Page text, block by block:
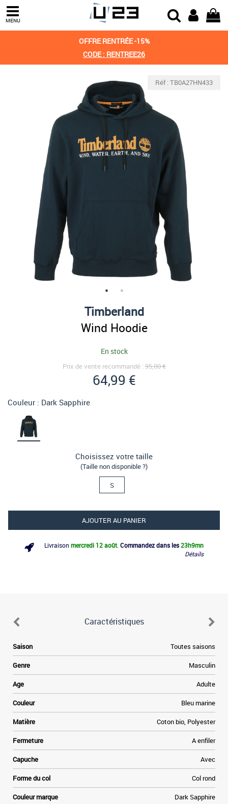
MENU
OFFRE RENTRÉE -15%
CODE : RENTREE26
Réf : TB0A27HN433
Timberland
Wind Hoodie
En stock
Prix de vente recommandé :95,00 €
64,99 €
Couleur : Dark Sapphire
Choisissez votre taille
(Taille non disponible ?)
S
AJOUTER AU PANIER
Livraison mercredi 12 août Commandez dans les23h9mn
Détails
Caractéristiques
Saison Toutes saisons
Genre Masculin
Age Adulte
Couleur Bleu marine
Matière Coton bio, Polyester
Fermeture A enfiler
Capuche Avec
Forme du col Col rond
Couleur marque Dark Sapphire